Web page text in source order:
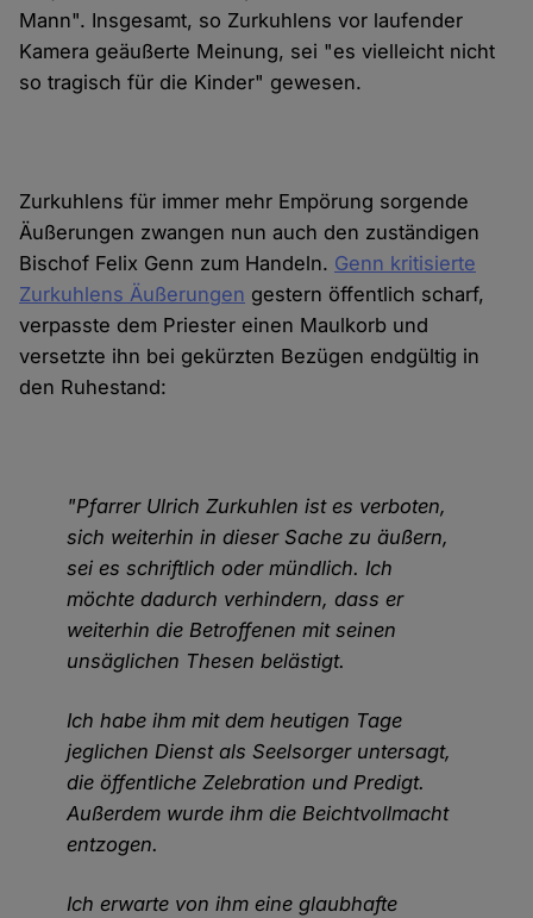
Mann". Insgesamt, so Zurkuhlens vor laufender
Kamera geäußerte Meinung, sei "es vielleicht nicht
so tragisch für die Kinder" gewesen.
Zurkuhlens für immer mehr Empörung sorgende
Äußerungen zwangen nun auch den zuständigen
Bischof Felix Genn zum Handeln. Genn kritisierte
Zurkuhlens Äußerungen gestern öffentlich scharf,
verpasste dem Priester einen Maulkorb und
versetzte ihn bei gekürzten Bezügen endgültig in
den Ruhestand:
"Pfarrer Ulrich Zurkuhlen ist es verboten,
sich weiterhin in dieser Sache zu äußern,
sei es schriftlich oder mündlich. Ich
möchte dadurch verhindern, dass er
weiterhin die Betroffenen mit seinen
unsäglichen Thesen belästigt.
Ich habe ihm mit dem heutigen Tage
jeglichen Dienst als Seelsorger untersagt,
die öffentliche Zelebration und Predigt.
Außerdem wurde ihm die Beichtvollmacht
entzogen.
Ich erwarte von ihm eine glaubhafte